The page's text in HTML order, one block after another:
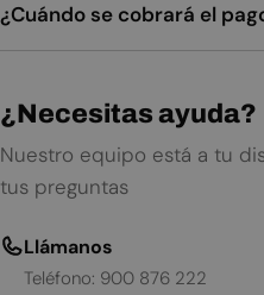
¿Cuándo se cobrará el
¿Necesitas ayuda?
Nuestro equipo está a tu
tus preguntas
Llámanos
Teléfono: 900 876 222